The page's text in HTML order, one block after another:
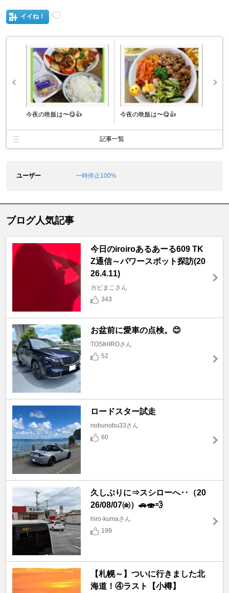
イイね！
今夜の晩飯は〜😋👍 今夜の晩飯は〜😋👍
記事一覧
ユーザー 一時停止100%
ブログ人気記事
今日のiroiroあるあーる609 TK
Z通信～パワースポット探訪(20
26.4.11)
カピまこさん
343
お盆前に愛車の点検。😊
TOSIHIROさん
52
ロードスター試走
nobunobu33さん
60
久しぶりに⇒スシローへ‥（20
26/08/07㈮）🚗🍣💨
hiro-kumaさん
199
【札幌～】ついに行きました北
海道！④ラスト【小樽】